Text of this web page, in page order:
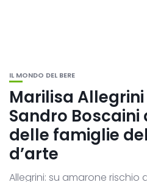
IL MONDO DEL BERE
Marilisa
Sandro
delle famiglie
d’arte
Allegrini: su amarone